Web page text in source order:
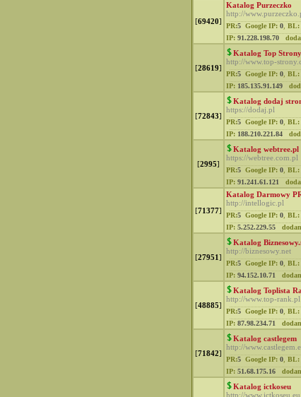
[69420]
Katalog Purzeczko
http://
PR:5 Google IP: 0 BL:
IP: 91.228.198.70
[28619]
Katalog Top Strony
http://www.top-
PR:5 Google IP: 0 BL:
IP: 185.135.91.149
[72843]
Katalog dodaj
https://dodaj.pl
PR:5 Google IP: 0 BL:
IP: 188.210.221.84
[2995]
Katalog webtree.pl
https://webtree.com.pl
PR:5 Google IP: 0 BL:
IP: 91.241.61.121
[71377]
Katalog Darmowy
http://intellogic.pl
PR:5 Google IP: 0 BL:
IP: 5.252.229.55
[27951]
Katalog
http://biznesowy.net
PR:5 Google IP: 0 BL:
IP: 94.152.10.71
[48885]
Katalog Toplista
http://www.top-rank.pl
PR:5 Google IP: 0 BL:
IP: 87.98.234.71
[71842]
Katalog castlegem
http://
PR:5 Google IP: 0 BL:
IP: 51.68.175.16
Katalog ictkoseu
http://www.ictkoseu.eu